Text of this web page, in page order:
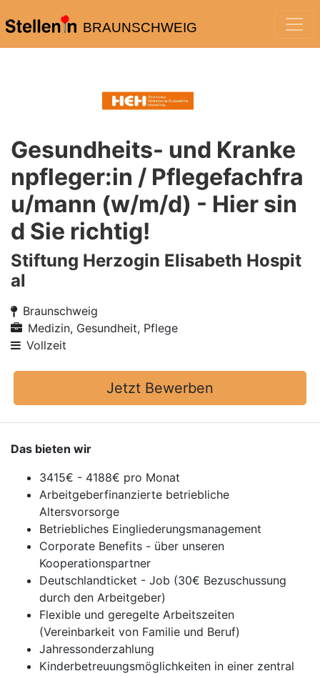
BRAUNSCHWEIG
Gesundheits- und Kranke
npfleger:in / Pflegefachfra
u/mann (w/m/d) - Hier sin
d Sie richtig!
Stiftung Herzogin Elisabeth Hospit
al
Braunschweig
Medizin, Gesundheit, Pflege
Vollzeit
Jetzt Bewerben
Das bieten wir
3415€ - 4188€ pro Monat
Arbeitgeberfinanzierte betriebliche
Altersvorsorge
Betriebliches Eingliederungsmanagement
Corporate Benefits - über unseren
Kooperationspartner
Deutschlandticket - Job (30€ Bezuschussung
durch den Arbeitgeber)
Flexible und geregelte Arbeitszeiten
(Vereinbarkeit von Familie und Beruf)
Jahressonderzahlung
Kinderbetreuungsmöglichkeiten in einer zentral